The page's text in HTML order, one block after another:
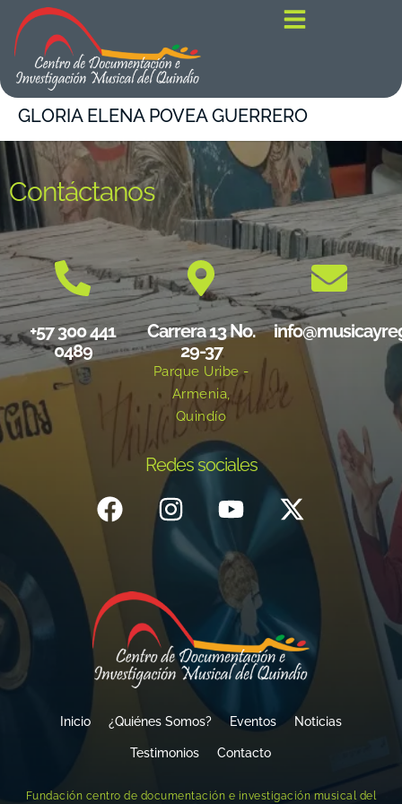
contenido
GLORIA ELENA POVEA GUERRERO
Contáctanos
+57 300 441
0489
Carrera 13 No.
29-37
Parque Uribe -
Armenia,
Quindío
Redes sociales
Inicio ¿Quiénes Somos? Eventos Noticias
Testimonios Contacto
Fundación centro de documentación e investigación musical del